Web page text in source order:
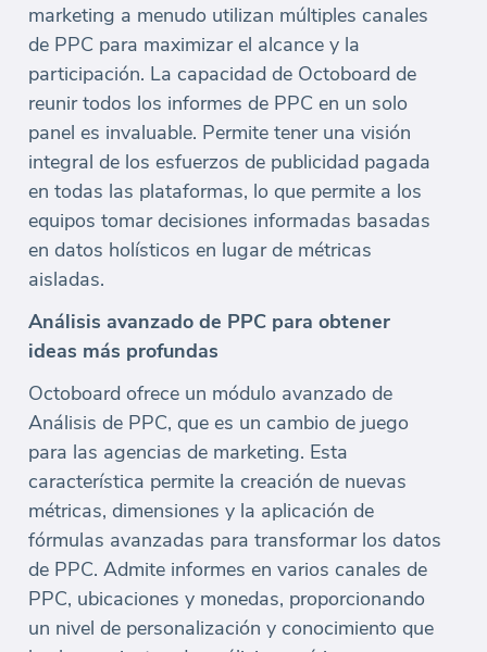
marketing a menudo utilizan múltiples canales
de PPC para maximizar el alcance y la
participación. La capacidad de Octoboard de
reunir todos los informes de PPC en un solo
panel es invaluable. Permite tener una visión
integral de los esfuerzos de publicidad pagada
en todas las plataformas, lo que permite a los
equipos tomar decisiones informadas basadas
en datos holísticos en lugar de métricas
aisladas.
Análisis avanzado de PPC para obtener
ideas más profundas
Octoboard ofrece un módulo avanzado de
Análisis de PPC, que es un cambio de juego
para las agencias de marketing. Esta
característica permite la creación de nuevas
métricas, dimensiones y la aplicación de
fórmulas avanzadas para transformar los datos
de PPC. Admite informes en varios canales de
PPC, ubicaciones y monedas, proporcionando
un nivel de personalización y conocimiento que